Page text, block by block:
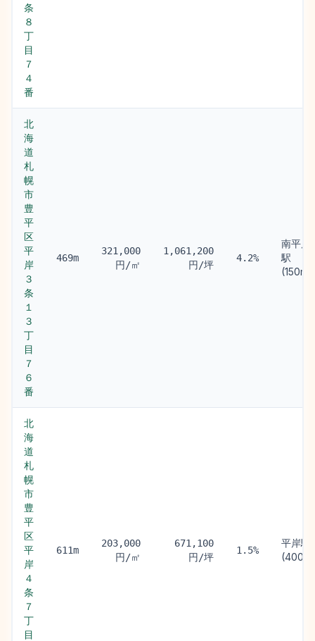
条
８
丁
目
７
４
番
北
海
道
札
幌
市
豊
平
区
平
岸
３
条
１
３
丁
目
７
６
番
469m
321,000
円/㎡
1,061,200
円/坪
4.2%
南平岸
駅
(150m)
北
海
道
札
幌
市
豊
平
区
平
岸
４
条
７
丁
目
611m
203,000
円/㎡
671,100
円/坪
1.5%
平岸駅
(400m)